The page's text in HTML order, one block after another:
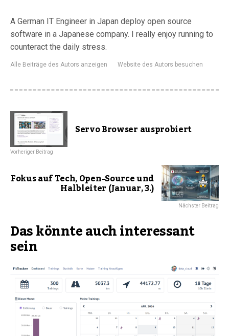
A German IT Engineer in Japan deploy open source
software in a Japanese company. I really enjoy running to
counteract the daily stress.
Alle Beiträge des Autors anzeigen Website des Autors besuchen
Servo Browser ausprobiert
Vorheriger Beitrag
Fokus auf Tech, Open-Source und
Halbleiter (Januar, 3.)
Nächster Beitrag
Das könnte auch interessant
sein